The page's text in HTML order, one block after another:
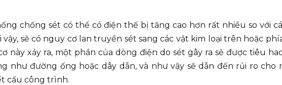
chống sét có thể có điện thế bị tăng cao hơn rất nhiều so với
sẽ có nguy cơ lan truyền sét sang các vật kim loại trên hoặc
này xảy ra, một phần của dòng điện do sét gây ra sẽ được tiêu
như đường ống hoặc dây dẫn, và như vậy sẽ dẫn đến rủi ro cho
cấu công trình.